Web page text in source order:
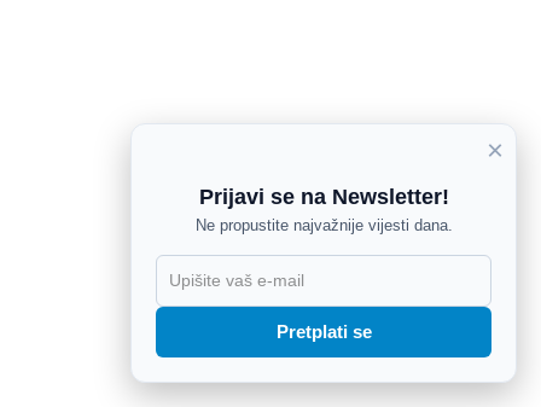
×
Prijavi se na Newsletter!
Ne propustite najvažnije vijesti dana.
Pretplati se